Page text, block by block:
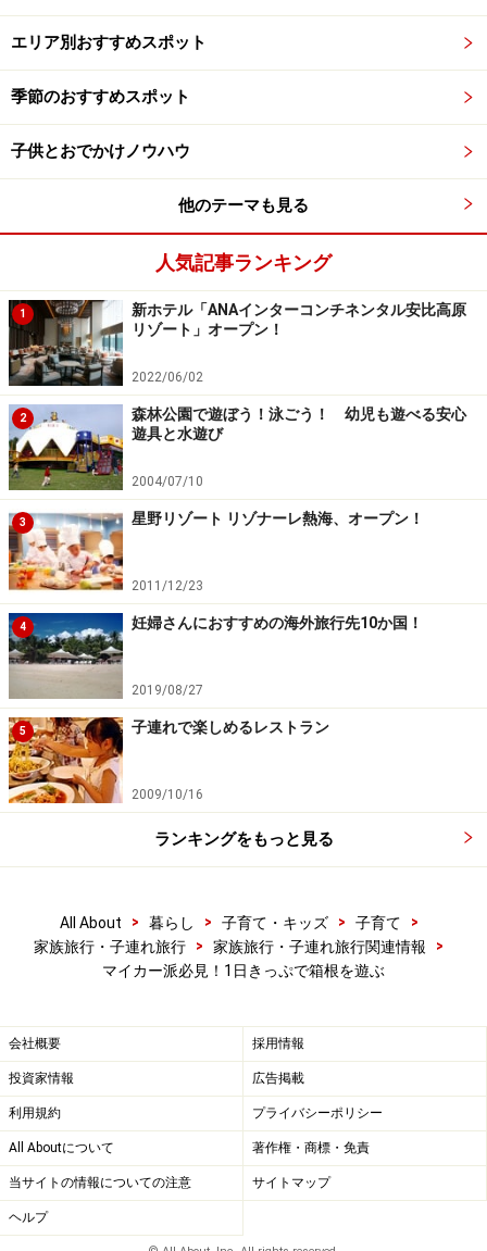
め、安定性が増し、横風による揺れも少なくなりまし
た。また、入口や室内のスペースも広く、ベビーカーの
ままでも乗車が可能です。全面ガラス張りのパノラマビ
ューは見晴らしも良く気持ちがいい！各駅には授乳室も
設置されています。
例えば・・・箱根町港の駐車場に車を留めて、桃源台港
まで海賊船に乗り、そこからロープウェイに乗り換えて
大涌谷に行ったり、早雲山に行ったり、そのあと桃源台
に降りて海賊船で芦ノ湖を周遊、なんて楽しみ方も。
お得な「海賊船・ロープウェイ1日きっぷ」で、新しく
なった箱根の乗り物に乗って、“まわりやすい箱根”を体
験してみませんか。
【DATA】
箱根ロープウェイ
箱根海賊船
※記事内容は執筆時点のものです。最新の内容をご確認くださ
い。
エリア別おすすめスポット
季節のおすすめスポット
子供とおでかけノウハウ
他のテーマも見る
人気記事ランキング
1
新ホテル「ANAインターコンチネンタル安比高原
リゾート」オープン！
2022/06/02
2
森林公園で遊ぼう！泳ごう！ 幼児も遊べる安心
遊具と水遊び
2004/07/10
3 星野リゾート リゾナーレ熱海、オープン！
2011/12/23
4 妊婦さんにおすすめの海外旅行先10か国！
2019/08/27
5 子連れで楽しめるレストラン
2009/10/16
ランキングをもっと見る
All About > 暮らし > 子育て・キッズ > 子育て
>
家族旅行・子連れ旅行
> 家族旅行・子連れ旅行関連情報
>
マイカー派必見！1日きっぷで箱根を遊ぶ
会社概要 採用情報
投資家情報 広告掲載
利用規約 プライバシーポリシー
All Aboutについて 著作権・商標・免責
当サイトの情報についての注意 サイトマップ
ヘルプ